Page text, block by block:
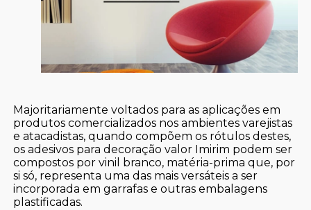
Majoritariamente voltados para as aplicações em
produtos comercializados nos ambientes varejistas
e atacadistas, quando compõem os rótulos destes,
os adesivos para decoração valor Imirim podem ser
compostos por vinil branco, matéria-prima que, por
si só, representa uma das mais versáteis a ser
incorporada em garrafas e outras embalagens
plastificadas.